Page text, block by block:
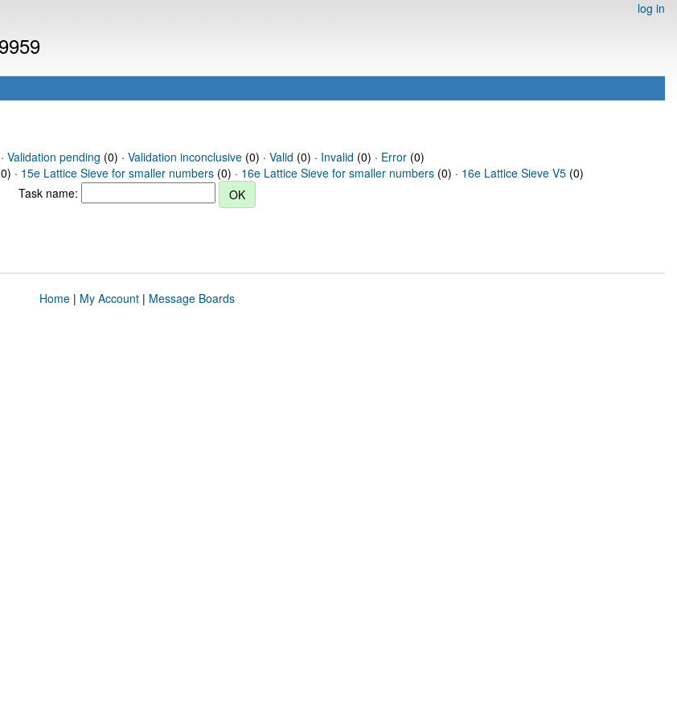
log in
Validation pending (0) · Validation inconclusive(0) · Valid (0) · Invalid (0) · Error(0)
· 15e Lattice Sieve for smaller numbers (0) · 16e Lattice Sieve for smaller numbers (0) · 16e Lattice Sieve V5 (0)
Task name:
Home| My Account| Message Boards